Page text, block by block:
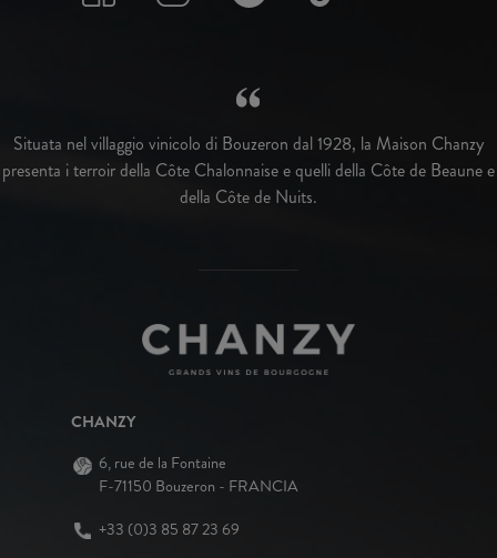
Situata nel villaggio vinicolo di Bouzeron dal 1928, la Maison Chanzy
presenta i terroir della Côte Chalonnaise e quelli della Côte de Beaune e
della Côte de Nuits.
CHANZY
6, rue de la Fontaine
F-71150 Bouzeron - FRANCIA
+33 (0)3 85 87 23 69